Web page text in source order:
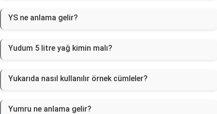
YS ne anlama gelir?
Yudum 5 litre yağ kimin malı?
Yukarıda nasıl kullanılır örnek cümleler?
Yumru ne anlama gelir?